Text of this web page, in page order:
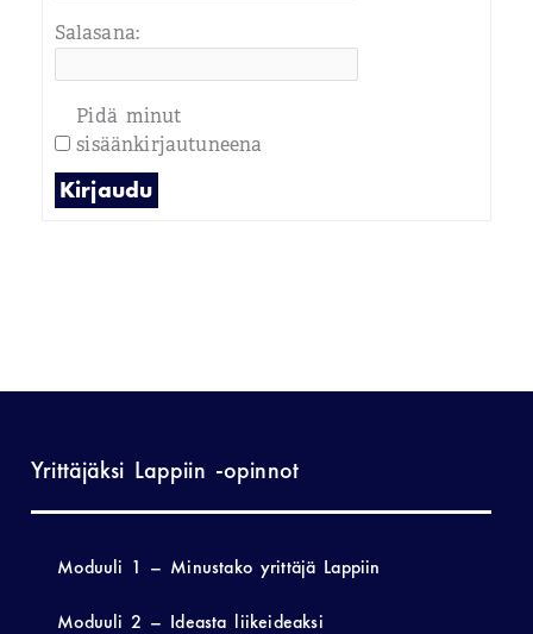
Salasana:
Pidä minut
sisäänkirjautuneena
Kirjaudu
Yrittäjäksi Lappiin -opinnot
Moduuli 1 – Minustako yrittäjä Lappiin
Moduuli 2 – Ideasta liikeideaksi